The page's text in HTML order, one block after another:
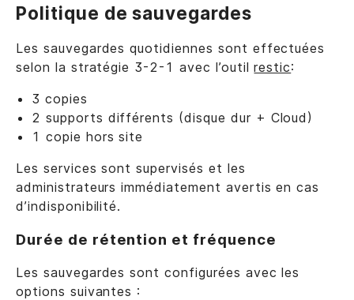
Politique de sauvegardes
Les sauvegardes quotidiennes sont effectuées
selon la stratégie 3-2-1 avec l’outilrestic:
3 copies
2 supports différents (disque dur + Cloud)
1 copie hors site
Les services sont supervisés et les
administrateurs immédiatement avertis en cas
d’indisponibilité.
Durée de rétention et fréquence
Les sauvegardes sont configurées avec les
options suivantes :